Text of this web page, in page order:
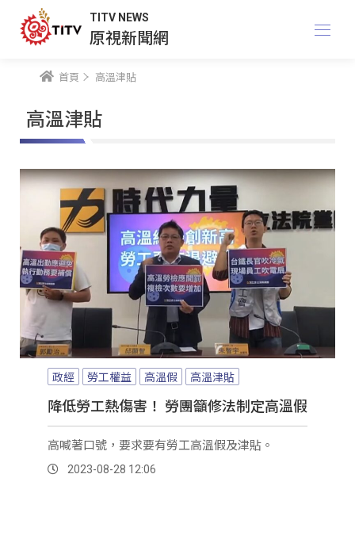
TITV NEWS
原視新聞網
首頁 高溫津貼
高溫津貼
政經 勞工權益 高溫假 高溫津貼
降低勞工熱傷害！ 勞團籲修法制定高溫假
高喊著口號，要求要有勞工高溫假及津貼。
2023-08-28 12:06